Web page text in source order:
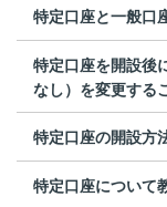
特定口座と一般口
特定口座を開設後
なし）を変更する
特定口座の開設方
特定口座について